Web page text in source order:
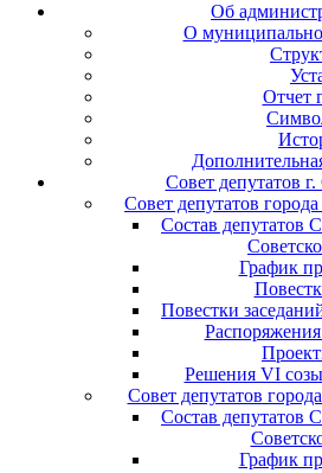
Об
О
Отчет
Совет депутатов г.
Совет депутатов
Состав депутатов
График
Повестки
Решения VI
Совет депутатов
Состав депутатов
График